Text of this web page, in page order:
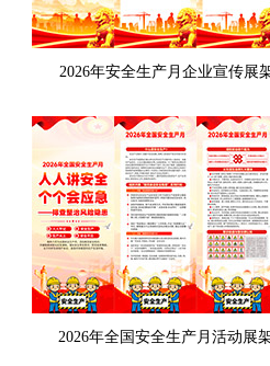
2026年安全生产月企业宣传展
2026年全国安全生产月活动展